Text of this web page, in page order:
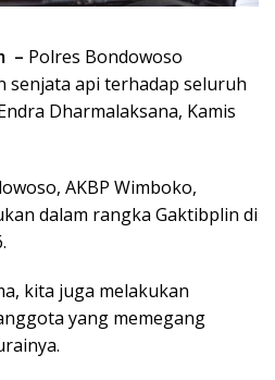
– Polres Bondowoso
senjata api terhadap seluruh
Dharmalaksana, Kamis
AKBP Wimboko,
dalam rangka Gaktibplin di
kita juga melakukan
yang memegang